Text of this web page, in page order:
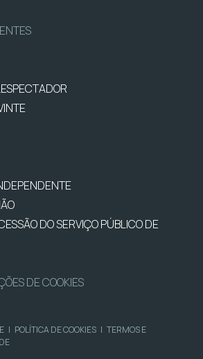
DO SERVIÇO PÚBLICO DE
DE COOKIES
| POLÍTICA DE COOKIES | TERMOS E